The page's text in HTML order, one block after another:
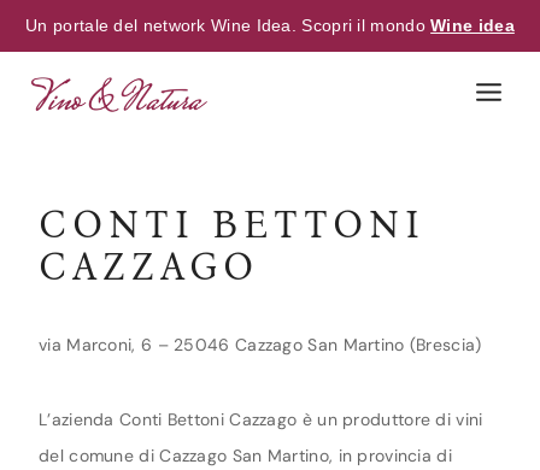
Un portale del network Wine Idea. Scopri il mondoWine idea
CONTI BETTONI
CAZZAGO
via Marconi, 6 – 25046 Cazzago San Martino (Brescia)
L’azienda Conti Bettoni Cazzago è un produttore di vini
del comune di Cazzago San Martino, in provincia di